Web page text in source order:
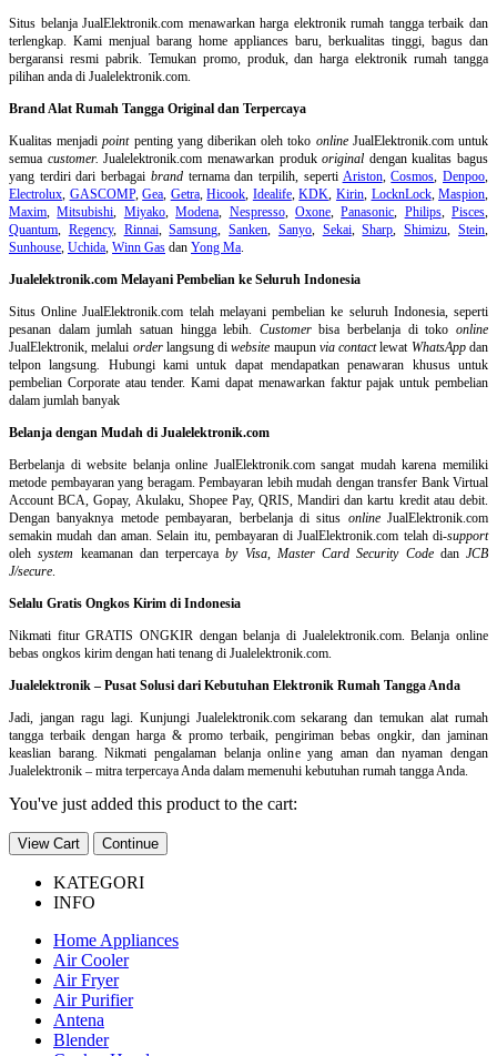
Situs belanjaJualElektronik.com menawarkan harga elektronik rumah tangga terbaik dan
terlengkap. Kami menjual barang home appliances baru, berkualitas tinggi, bagus dan
bergaransi resmi pabrik. Temukan promo, produk, dan harga elektronik rumah tangga
pilihan anda di Jualelektronik.com.
Brand Alat Rumah Tangga Original dan Terpercaya
Kualitas menjadipointpenting yang diberikan oleh toko onlineJualElektronik.com untuk
semua customer. Jualelektronik.com menawarkan produkoriginal dengan kualitas bagus
yang terdiri dari berbagai brandternama dan terpilih, seperti Ariston,Cosmos,Denpoo,
Electrolux, GASCOMP,Gea, Getra,Hicook, Idealife,KDK, Kirin, LocknLock,Maspion,
Maxim,Mitsubishi, Miyako,Modena, Nespresso, Oxone,Panasonic, Philips, Pisces,
Quantum, Regency, Rinnai,Samsung,Sanken, Sanyo, Sekai,Sharp,Shimizu,Stein,
Sunhouse, Uchida, Winn Gas dan Yong Ma.
Jualelektronik.com Melayani Pembelian ke Seluruh Indonesia
Situs Online JualElektronik.com telah melayani pembelian ke seluruh Indonesia, seperti
pesanan dalam jumlah satuan hingga lebih. Customerbisa berbelanja di tokoonline
JualElektronik, melalui orderlangsung diwebsite maupun via contactlewat WhatsAppdan
telpon langsung. Hubungi kami untuk dapat mendapatkan penawaran khusus untuk
pembelian Corporate atau tender. Kami dapat menawarkan faktur pajak untuk pembelian
dalam jumlah banyak
Belanja dengan Mudah di Jualelektronik.com
Berbelanja diwebsite belanja online JualElektronik.com sangat mudah karena memiliki
metode pembayaran yang beragam. Pembayaran lebih mudah dengan transfer Bank Virtual
Account BCA, Gopay, Akulaku, Shopee Pay, QRIS, Mandiri dan kartu kredit atau debit.
Dengan banyaknya metode pembayaran, berbelanja di situs onlineJualElektronik.com
semakin mudah dan aman. Selain itu, pembayaran di JualElektronik.com telah di-support
olehsystem keamanan dan terpercayaby Visa, Master Card Security Codedan JCB
J/secure.
Selalu Gratis Ongkos Kirim di Indonesia
Nikmati fitur GRATIS ONGKIR dengan belanja di Jualelektronik.com. Belanja online
bebas ongkos kirim dengan hati tenang di Jualelektronik.com.
Jualelektronik – Pusat Solusi dari Kebutuhan Elektronik Rumah Tangga Anda
Jadi, jangan ragu lagi. Kunjungi Jualelektronik.com sekarang dan temukan alat rumah
tangga terbaik dengan harga & promo terbaik, pengiriman bebas ongkir, dan jaminan
keaslian barang. Nikmati pengalaman belanja online yang aman dan nyaman dengan
Jualelektronik – mitra terpercaya Anda dalam memenuhi kebutuhan rumah tangga Anda.
You've just added this product to the cart:
View Cart Continue
KATEGORI
INFO
Home Appliances
Air Cooler
Air Fryer
Air Purifier
Antena
Blender